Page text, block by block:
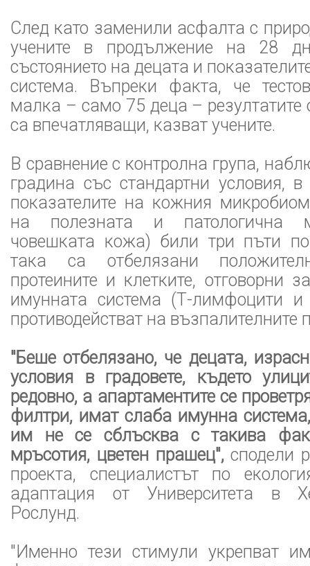
След като заменили асфалта с
учените в продължение на 28
състоянието на децата и
система. Въпреки факта, че
малка – само 75 деца – резултатите
са впечатляващи, казват учените.
В сравнение с контролна група,
градина със стандартни условия, в
показателите на кожния
на полезната и патологична
човешката кожа) били три пъти
така са отбелязани
протеините и клетките, отговорни
имунната система (Т-лимфоцити и
противодействат на възпалителните
"Беше отбелязано, че децата,
условия в градовете, където
редовно, а апартаментите се
филтри, имат слаба имунна
им не се сблъсква с такива
мръсотия, цветен прашец",сподели
проекта, специалистът по
адаптация от Университета в
Рослунд.
"Именно тези стимули укрепват